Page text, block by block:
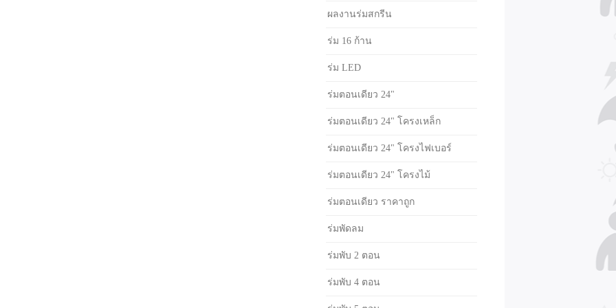
ผลงานร่มสกรีน
ร่ม 16 ก้าน
ร่ม LED
ร่มตอนเดียว 24"
ร่มตอนเดียว 24" โครงเหล็ก
ร่มตอนเดียว 24" โครงไฟเบอร์
ร่มตอนเดียว 24" โครงไม้
ร่มตอนเดียว ราคาถูก
ร่มพัดลม
ร่มพับ 2 ตอน
ร่มพับ 4 ตอน